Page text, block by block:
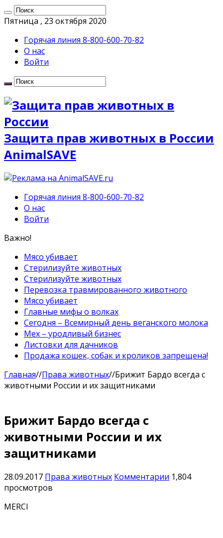
Пятница , 23 октября 2020
Горячая линия 8-800-600-70-82
О нас
Войти
Защита прав животных в России
AnimalSAVE
Горячая линия 8-800-600-70-82
О нас
Войти
Важно!
Мясо убивает
Стерилизуйте животных
Стерилизуйте животных
Перевозка травмированного животного
Мясо убивает
Главные мифы о волках
Сегодня – Всемирный день веганского молока
Мех – уродливый бизнес
Листовки для дачников
Продажа кошек, собак и кроликов запрещена!
Главная//Права животных//Брижит Бардо всегда с
животными России и их защитниками
Брижит Бардо всегда с
животными России и их
защитниками
28.09.2017 Права животных Комментарии 1,804
просмотров
MERCI